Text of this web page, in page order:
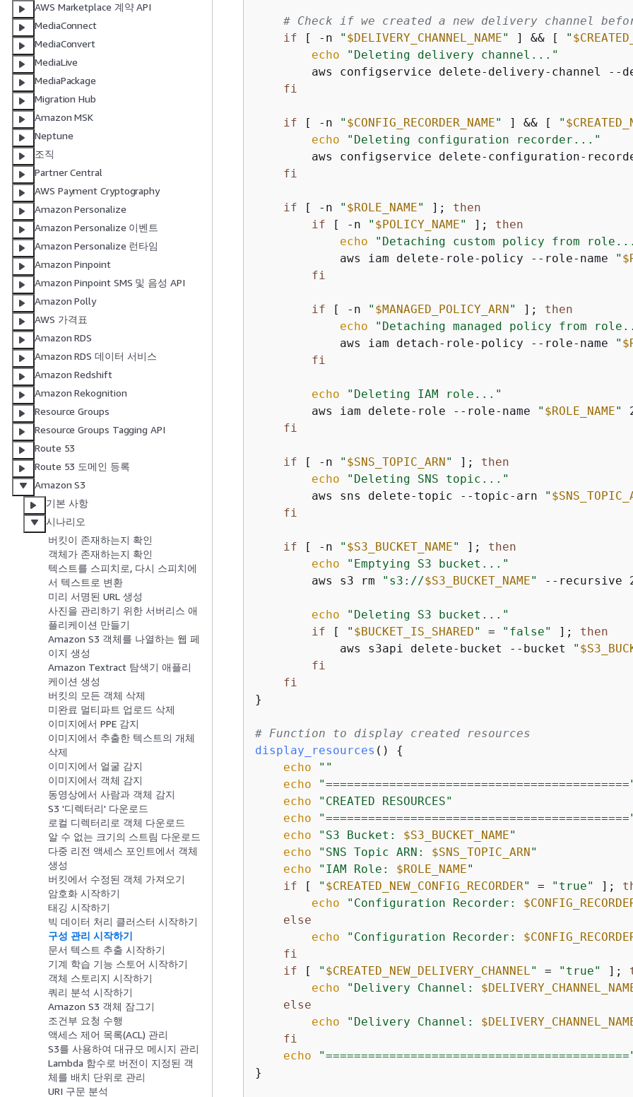
AWS Marketplace 계약 API
MediaConnect
MediaConvert
MediaLive
MediaPackage
Migration Hub
Amazon MSK
Neptune
조직
Partner Central
AWS Payment Cryptography
Amazon Personalize
Amazon Personalize 이벤트
Amazon Personalize 런타임
Amazon Pinpoint
Amazon Pinpoint SMS 및 음성 API
Amazon Polly
AWS 가격표
Amazon RDS
Amazon RDS 데이터 서비스
Amazon Redshift
Amazon Rekognition
Resource Groups
Resource Groups Tagging API
Route 53
Route 53 도메인 등록
Amazon S3
기본 사항
시나리오
버킷이 존재하는지 확인
객체가 존재하는지 확인
텍스트를 스피치로, 다시 스피치에
서 텍스트로 변환
미리 서명된 URL 생성
사진을 관리하기 위한 서버리스 애
플리케이션 만들기
Amazon S3 객체를 나열하는 웹 페
이지 생성
Amazon Textract 탐색기 애플리
케이션 생성
버킷의 모든 객체 삭제
미완료 멀티파트 업로드 삭제
이미지에서 PPE 감지
이미지에서 추출한 텍스트의 개체
삭제
이미지에서 얼굴 감지
이미지에서 객체 감지
동영상에서 사람과 객체 감지
S3 '디렉터리' 다운로드
로컬 디렉터리로 객체 다운로드
알 수 없는 크기의 스트림 다운로드
다중 리전 액세스 포인트에서 객체
생성
버킷에서 수정된 객체 가져오기
암호화 시작하기
태깅 시작하기
빅 데이터 처리 클러스터 시작하기
구성 관리 시작하기
문서 텍스트 추출 시작하기
기계 학습 기능 스토어 시작하기
객체 스토리지 시작하기
쿼리 분석 시작하기
Amazon S3 객체 잠그기
조건부 요청 수행
액세스 제어 목록(ACL) 관리
S3를 사용하여 대규모 메시지 관리
Lambda 함수로 버전이 지정된 객
체를 배치 단위로 관리
URI 구문 분석
# Check if we created a new delivery channel
if [ -n " $DELIVERY_CHANNEL_NAME" ] && [ "
echo
"Deleting delivery channel..."
aws configservice delete-delivery-channel --
fi
if [ -n " $CONFIG_RECORDER_NAME" ] && [ "
echo
"Deleting configuration recorder..."
aws configservice delete-configuration-
fi
if [ -n " $ROLE_NAME" ]; then
if [ -n " $POLICY_NAME" ]; then
echo
"Detaching custom policy from
            aws iam delete-role-policy --role-name
"
fi
if [ -n " $MANAGED_POLICY_ARN" ]; then
echo
"Detaching managed policy from
            aws iam detach-role-policy --role-name
"
fi
echo
"Deleting IAM role..."
        aws iam delete-role --role-name
" $ROLE_NAME"
fi
if [ -n " $SNS_TOPIC_ARN" ]; then
echo
"Deleting SNS topic..."
        aws sns delete-topic --topic-arn
"
fi
if [ -n " $S3_BUCKET_NAME" ]; then
echo
"Emptying S3 bucket..."
        aws s3 rm
"s3://$S3_BUCKET_NAME" --recursive
echo
"Deleting S3 bucket..."
if [ " $BUCKET_IS_SHARED" = "false" ]; then
            aws s3api delete-bucket --bucket
"
fi
fi
}
# Function to display created resources
display_resources () {
echo
""
echo
echo
"CREATED RESOURCES"
echo
echo
"S3 Bucket: $S3_BUCKET_NAME"
echo
"SNS Topic ARN: $SNS_TOPIC_ARN"
echo
"IAM Role: $ROLE_NAME"
if [ " $CREATED_NEW_CONFIG_RECORDER" = "true" ];
echo
"Configuration Recorder:
else
echo
"Configuration Recorder:
fi
if [ " $CREATED_NEW_DELIVERY_CHANNEL" = "true" ];
echo
"Delivery Channel:
else
echo
"Delivery Channel:
fi
echo
}